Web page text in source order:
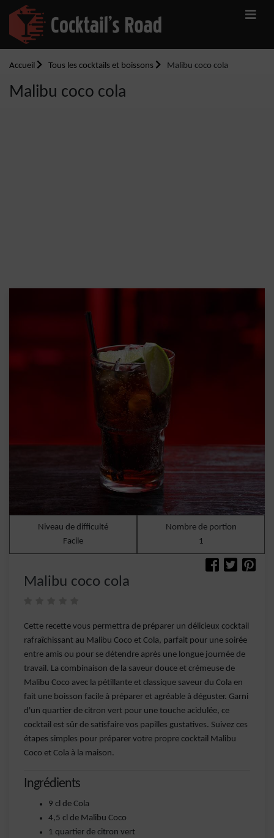
Accueil Tous les cocktails et boissons Malibu coco cola
Malibu coco cola
Niveau de difficulté
Facile
Nombre de portion
1
Malibu coco cola
Cette recette vous permettra de préparer un délicieux cocktail
rafraîchissant au Malibu Coco et Cola, parfait pour une soirée
entre amis ou pour se détendre après une longue journée de
travail. La combinaison de la saveur douce et crémeuse de
Malibu Coco avec la pétillante et classique saveur du Cola en
fait une boisson facile à préparer et agréable à déguster. Garni
d'un quartier de citron vert pour une touche acidulée, ce
cocktail est sûr de satisfaire vos papilles gustatives. Suivez ces
étapes simples pour préparer votre propre cocktail Malibu
Coco et Cola à la maison.
Ingrédients
9 cl de Cola
4,5 cl de Malibu Coco
1 quartier de citron vert